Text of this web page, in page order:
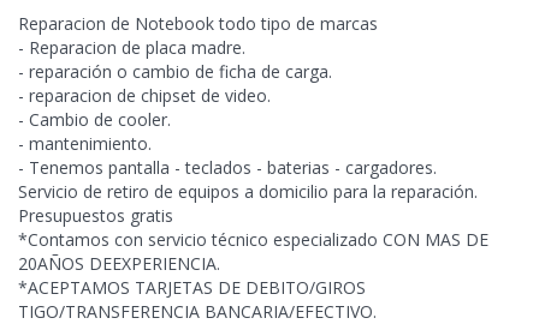
Reparacion de Notebook todo tipo de marcas
- Reparacion de placa madre.
- reparación o cambio de ficha de carga.
- reparacion de chipset de video.
- Cambio de cooler.
- mantenimiento.
- Tenemos pantalla - teclados - baterias - cargadores.
Servicio de retiro de equipos a domicilio para la reparación.
Presupuestos gratis
*Contamos con servicio técnico especializado CON MAS DE
20AÑOS DEEXPERIENCIA.
*ACEPTAMOS TARJETAS DE DEBITO/GIROS
TIGO/TRANSFERENCIA BANCARIA/EFECTIVO.